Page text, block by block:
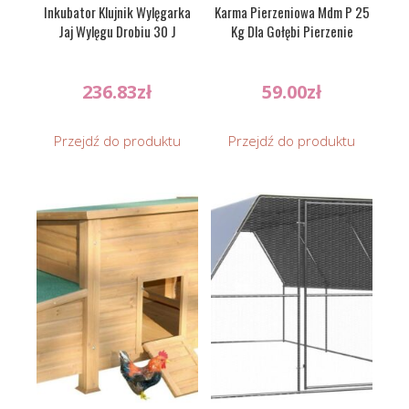
Inkubator Klujnik Wylęgarka
Jaj Wylęgu Drobiu 30 J
236.83zł
Przejdź do produktu
Karma Pierzeniowa Mdm P 25
Kg Dla Gołębi Pierzenie
59.00zł
Przejdź do produktu